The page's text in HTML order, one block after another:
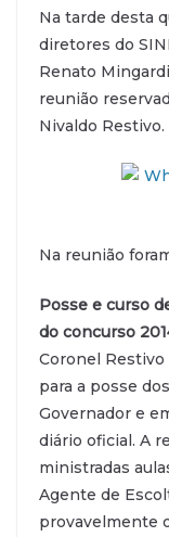
Na tarde desta
diretores do
Renato
reunião
Nivaldo Restivo.
Na reunião
Posse e curso
do concurso
Coronel
para a posse
Governador e
diário oficial. A
ministradas
Agente de
provavelmente